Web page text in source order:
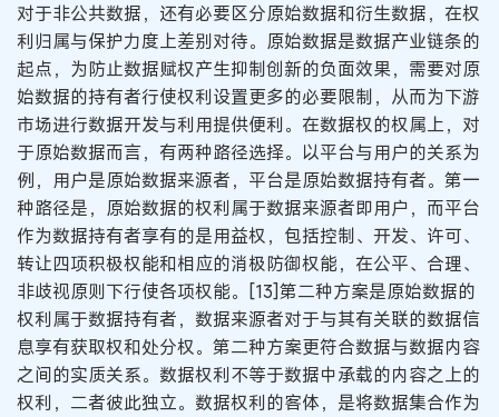
对于非公共数据，还有必要区分原始数据和衍生数据，在权
利归属与保护力度上差别对待。原始数据是数据产业链条的
起点，为防止数据赋权产生抑制创新的负面效果，需要对原
始数据的持有者行使权利设置更多的必要限制，从而为下游
市场进行数据开发与利用提供便利。在数据权的权属上，对
于原始数据而言，有两种路径选择。以平台与用户的关系为
例，用户是原始数据来源者，平台是原始数据持有者。第一
种路径是，原始数据的权利属于数据来源者即用户，而平台
作为数据持有者享有的是用益权，包括控制、开发、许可、
转让四项积极权能和相应的消极防御权能，在公平、合理、
非歧视原则下行使各项权能。[13]第二种方案是原始数据的
权利属于数据持有者，数据来源者对于与其有关联的数据信
息享有获取权和处分权。第二种方案更符合数据与数据内容
之间的实质关系。数据权利不等于数据中承载的内容之上的
权利，二者彼此独立。数据权利的客体，是将数据集合作为